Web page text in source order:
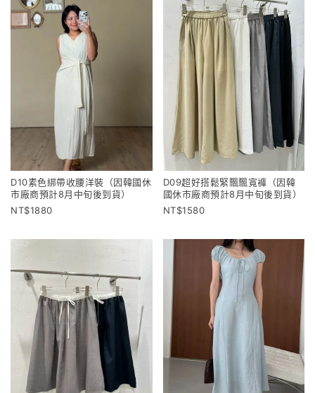
D10素色綁帶收腰洋裝（因韓國休
市廠商預計8月中旬後到貨）
1880
D09超好搭鬆緊飄飄寬褲（因韓
國休市廠商預計8月中旬後到貨）
1580